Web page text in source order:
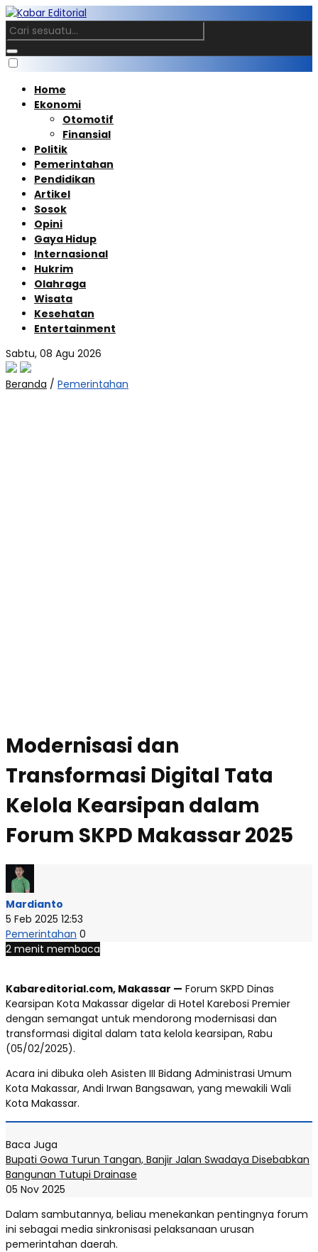
Home
Ekonomi
Otomotif
Finansial
Politik
Pemerintahan
Pendidikan
Artikel
Sosok
Opini
Gaya Hidup
Internasional
Hukrim
Olahraga
Wisata
Kesehatan
Entertainment
Sabtu, 08 Agu 2026
Beranda / Pemerintahan
Modernisasi dan
Transformasi Digital Tata
Kelola Kearsipan dalam
Forum SKPD Makassar 2025
Mardianto
5 Feb 2025 12:53
Pemerintahan 0
2 menit membaca
Kabareditorial.com, Makassar — Forum SKPD Dinas
Kearsipan Kota Makassar digelar di Hotel Karebosi Premier
dengan semangat untuk mendorong modernisasi dan
transformasi digital dalam tata kelola kearsipan, Rabu
(05/02/2025).
Acara ini dibuka oleh Asisten III Bidang Administrasi Umum
Kota Makassar, Andi Irwan Bangsawan, yang mewakili Wali
Kota Makassar.
Baca Juga
Bupati Gowa Turun Tangan, Banjir Jalan Swadaya Disebabkan
Bangunan Tutupi Drainase
05 Nov 2025
Dalam sambutannya, beliau menekankan pentingnya forum
ini sebagai media sinkronisasi pelaksanaan urusan
pemerintahan daerah.